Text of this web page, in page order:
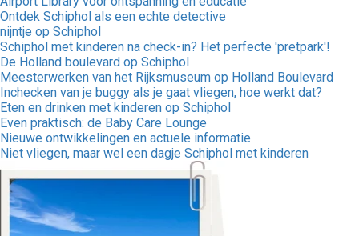
Ontdek Schiphol als een echte detective
nijntje op Schiphol
Schiphol met kinderen na check-in? Het perfecte 'pretpark'!
De Holland boulevard op Schiphol
Meesterwerken van het Rijksmuseum op Holland Boulevard
Inchecken van je buggy als je gaat vliegen, hoe werkt dat?
Eten en drinken met kinderen op Schiphol
Even praktisch: de Baby Care Lounge
Nieuwe ontwikkelingen en actuele informatie
Niet vliegen, maar wel een dagje Schiphol met kinderen